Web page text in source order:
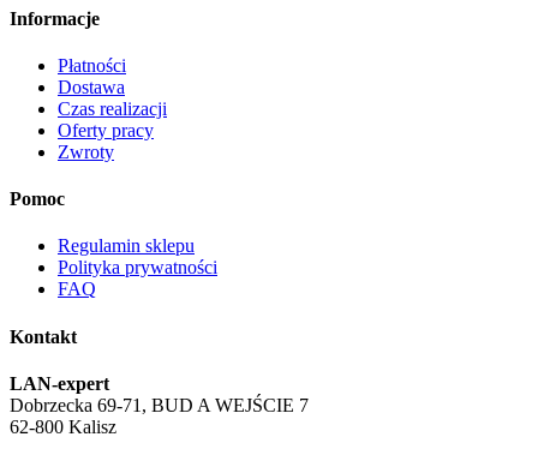
Informacje
Płatności
Dostawa
Czas realizacji
Oferty pracy
Zwroty
Pomoc
Regulamin sklepu
Polityka prywatności
FAQ
Kontakt
LAN-expert
Dobrzecka 69-71, BUD A WEJŚCIE 7
62-800 Kalisz